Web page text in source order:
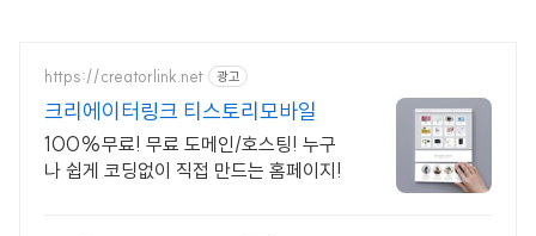
https://creatorlink.net 광고
크리에이터링크 티스토리모바일
100%무료! 무료 도메인/호스팅! 누구
나 쉽게 코딩없이 직접 만드는 홈페이지!